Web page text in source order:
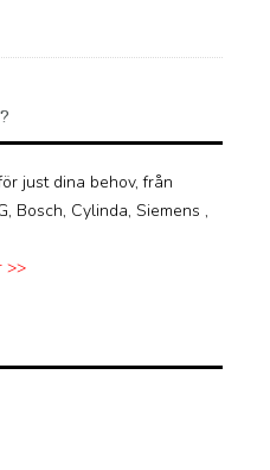
just dina behov, från
Bosch, Cylinda, Siemens ,
>>